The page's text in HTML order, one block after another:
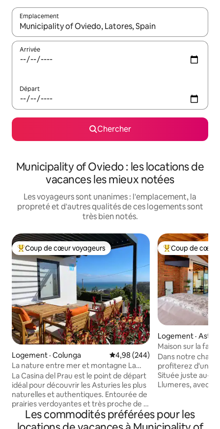
Emplacement
Quand les résultats sont affichés, parcourez-les en utilisant
Arrivée
Départ
Chercher
Municipality of Oviedo : les locations de
vacances les mieux notées
Les voyageurs sont unanimes : l'emplacement, la
propreté et d'autres qualités de ces logements sont
très bien notés.
Coup de cœur voyageurs parmi les plus aimés
Coup de cœur voyageurs
Logement · Colunga Note moyenne de 4,98 sur 5,
4,98 (244)
La nature entre mer et montagne La
Casina del Prau
La Casina del Prau est le point de départ
idéal pour découvrir les Asturies les plus
naturelles et authentiques. Entourée de
prairies verdoyantes et très proche de la
mer, elle est idéale pour les amateurs de
randonnée, de surf et de gastronomie
Coup de cœur
Coup de cœur
Logement ·
Maison sur la
Dans notre
profiterez d'une
Située juste au-
Llumeres, avec
Principauté des
d'un salon
Les commodités préférées pour les